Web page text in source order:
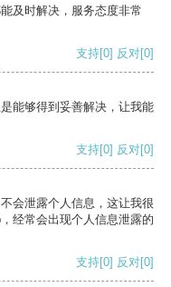
及时解决，服务态度非常
支持[0] 反对[0]
能够得到妥善解决，让我能
支持[0] 反对[0]
会泄露个人信息，这让我很
经常会出现个人信息泄露的
支持[0] 反对[0]